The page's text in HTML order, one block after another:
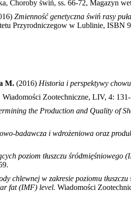
Choroby świń, ss. 66-72, Magazyn
Zmienność genetyczna świń rasy
Przyrodniczegow w Lublinie, ISBN
M. (2016) Historia i perspektywy
Wiadomości Zootechniczne, LIV, 4:
the Production and Quality of
badawcza i wdrożeniowa oraz
poziom tłuszczu śródmięśniowego
.
chlewnej w zakresie poziomu
fat (IMF) level. Wiadomości